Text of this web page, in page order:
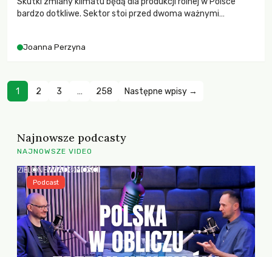
bardzo dotkliwe. Sektor stoi przed dwoma ważnymi
zachodzących zmian klimatycznych. Wymagać to będzie
Joanna Perzyna
1 2 3 … 258 Następne wpisy →
Najnowsze podcasty
NAJNOWSZE VIDEO
Podcast